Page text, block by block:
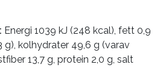
Energi 1039 kJ (248 kcal), fett 0,9
kolhydrater 49,6 g (varav
13,7 g, protein 2,0 g, salt